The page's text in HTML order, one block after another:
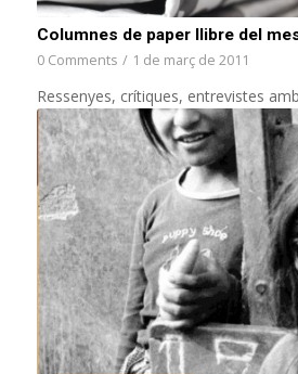
Columnes de paper llibre del
0 Comments / 1 de març de 2011
Ressenyes, crítiques, entrevistes